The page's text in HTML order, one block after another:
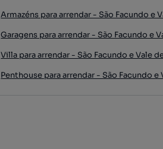
Armazéns para arrendar - São Facundo e
Garagens para arrendar - São Facundo e
Villa para arrendar - São Facundo e Vale
Penthouse para arrendar - São Facundo e